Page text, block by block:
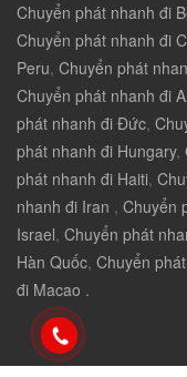
Chuyển phát nhanh đi
Chuyển phát nhanh đi
Peru, Chuyển phát
Chuyển phát nhanh đi
phát nhanh đi Đức,
phát nhanh đi Hungary,
phát nhanh đi Haiti,
nhanh đi Iran , Chuyển
Israel, Chuyển phát
Hàn Quốc, Chuyển
đi Macao .